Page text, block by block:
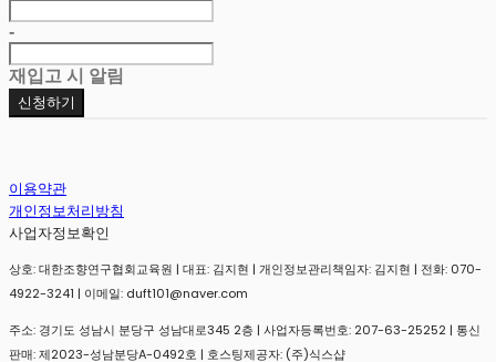
-
재입고 시 알림
신청하기
이용약관
개인정보처리방침
사업자정보확인
상호: 대한조향연구협회교육원 | 대표: 김지현 | 개인정보관리책임자: 김지현 | 전화: 070-
4922-3241 | 이메일: duft101@naver.com
주소: 경기도 성남시 분당구 성남대로345 2층 | 사업자등록번호: 207-63-25252 | 통신
판매:제2023-성남분당A-0492호 | 호스팅제공자: (주)식스샵